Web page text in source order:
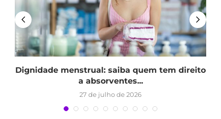
Dignidade menstrual: saiba quem tem direito
a absorventes...
27 de julho de 2026